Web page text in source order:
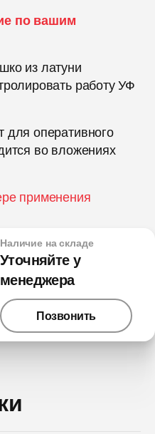
по вашим
из латуни
работу УФ
для оперативного
во вложениях
применения
Наличие на складе
Уточняйте у
менеджера
Позвонить